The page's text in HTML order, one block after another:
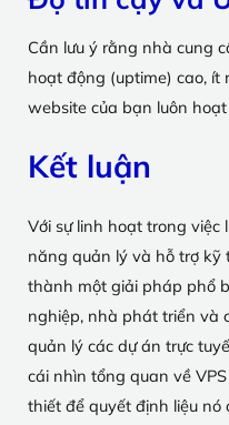
Cần lưu ý rằng nhà cung
hoạt động (uptime) cao,
website của bạn luôn
Kết luận
Với sự linh hoạt trong
năng quản lý và hỗ trợ kỹ
thành một giải pháp phổ
nghiệp, nhà phát triển và
quản lý các dự án trực
cái nhìn tổng quan về
thiết để quyết định liệu nó